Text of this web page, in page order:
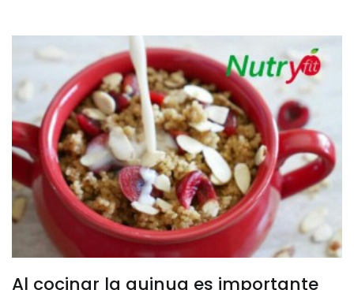
Al cocinar la quinua es importante